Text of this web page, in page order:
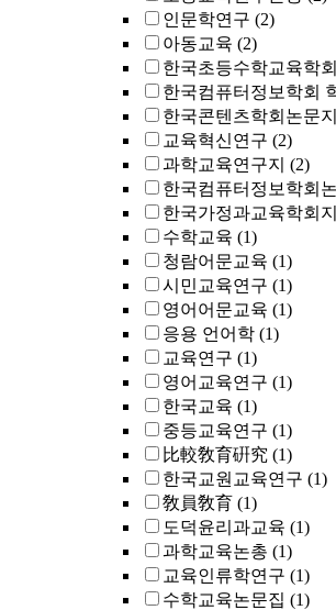
인문학연구 (2)
아동교육 (2)
한국초등수학교육학회
한국컴퓨터정보학회
한국콘텐츠학회논문지
교육혁신연구 (2)
과학교육연구지 (2)
한국컴퓨터정보학회
한국가정과교육학회지
수학교육 (1)
청람어문교육 (1)
시민교육연구 (1)
영어어문교육 (1)
응용 언어학 (1)
교육연구 (1)
영어교육연구 (1)
한국교육 (1)
중등교육연구 (1)
比較敎育硏究 (1)
한국교원교육연구 (1)
敎員敎育 (1)
도덕윤리과교육 (1)
과학교육논총 (1)
교육인류학연구 (1)
수학교육논문집 (1)